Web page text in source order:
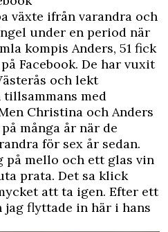
växte ifrån varandra och
under en period när
kompis Anders, 51 fick
Facebook. De har vuxit
och lekt
med
Christina och Anders
många år när de
för sex år sedan.
på mello och ett glas vin
prata. Det sa klick
att ta igen. Efter ett
jag flyttade in här i hans